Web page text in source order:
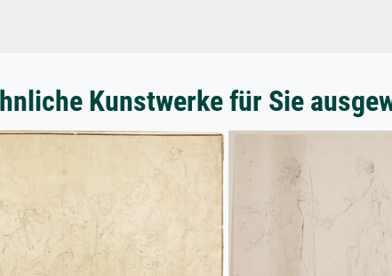
Kunstwerke für Sie